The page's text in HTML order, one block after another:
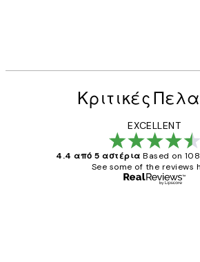
Κριτικές
EXCELLENT
4.4 από 5 αστέρια Based on
See some of the reviews